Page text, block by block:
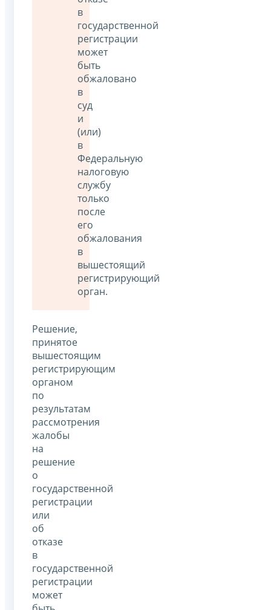
в
государственной
регистрации
может
быть
обжаловано
в
суд
и
(или)
в
Федеральную
налоговую
службу
только
после
его
обжалования
в
вышестоящий
регистрирующий
орган.
Решение,
принятое
вышестоящим
регистрирующим
органом
по
результатам
рассмотрения
жалобы
на
решение
о
государственной
регистрации
или
об
отказе
в
государственной
регистрации
может